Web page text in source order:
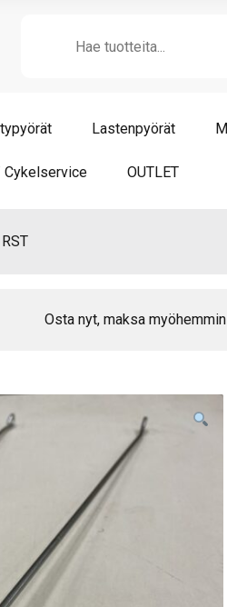
Lastenpyörät
Cykelservice OUTLET
Osta nyt, maksa